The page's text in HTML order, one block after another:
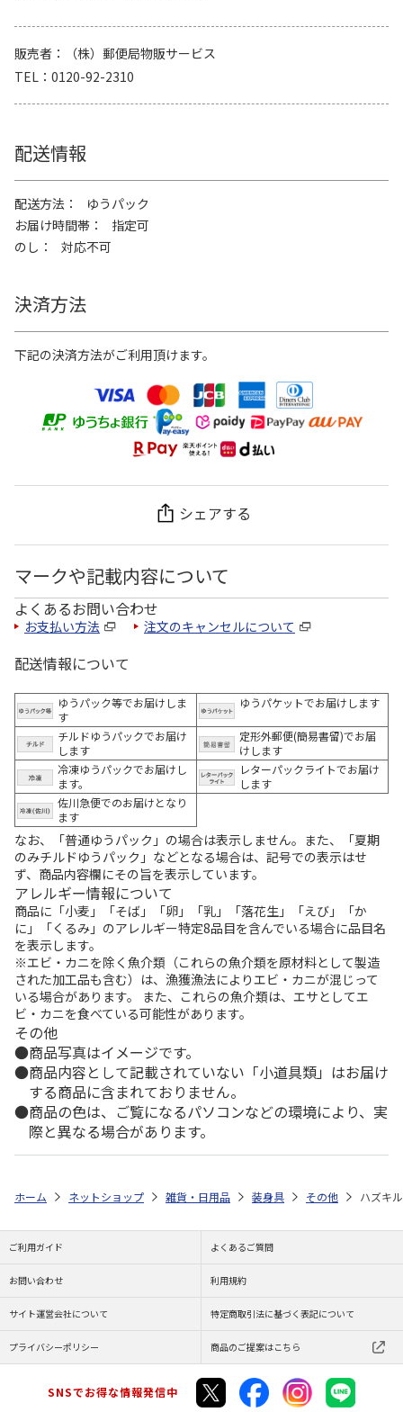
販売者
（株）郵便局物販サービス
TEL
0120-92-2310
配送情報
配送方法
ゆうパック
お届け時間帯
指定可
のし
対応不可
決済方法
下記の決済方法がご利用頂けます。
シェアする
マークや記載内容について
よくあるお問い合わせ
お支払い方法 注文のキャンセルについて
配送情報について
ゆうパック等でお届けしま
す
ゆうパケットでお届けします
チルドゆうパックでお届け
します
定形外郵便(簡易書留)でお届
けします
冷凍ゆうパックでお届けし
ます。
レターパックライトでお届け
します
佐川急便でのお届けとなり
ます
なお、「普通ゆうパック」の場合は表示しません。また、「夏期
のみチルドゆうパック」などとなる場合は、記号での表示はせ
ず、商品内容欄にその旨を表示しています。
アレルギー情報について
商品に「小麦」「そば」「卵」「乳」「落花生」「えび」「か
に」「くるみ」のアレルギー特定8品目を含んでいる場合に品目名
を表示します。
※エビ・カニを除く魚介類（これらの魚介類を原材料として製造
された加工品も含む）は、漁獲漁法によりエビ・カニが混じって
いる場合があります。 また、これらの魚介類は、エサとしてエ
ビ・カニを食べている可能性があります。
その他
商品写真はイメージです。
商品内容として記載されていない「小道具類」はお届け
する商品に含まれておりません。
商品の色は、ご覧になるパソコンなどの環境により、実
際と異なる場合があります。
ホーム ネットショップ 雑貨・日用品 装身具 その他 ハズキ
ご利用ガイド よくあるご質問
お問い合わせ 利用規約
サイト運営会社について 特定商取引法に基づく表記について
プライバシーポリシー 商品のご提案はこちら
SNSでお得な情報発信中